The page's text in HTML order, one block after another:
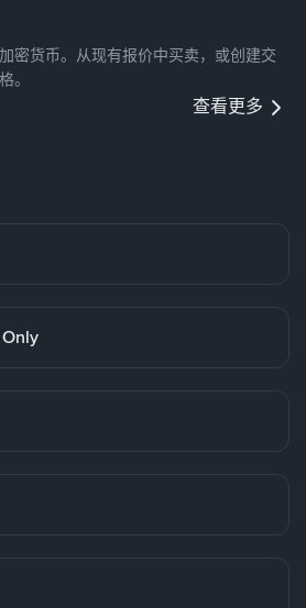
密货币。从现有报价中买卖，或创建交
。
查看更多